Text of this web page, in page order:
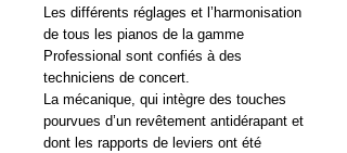
Les différents réglages et l’harmonisation
de tous les pianos de la gamme
Professional sont confiés à des
techniciens de concert.
La mécanique, qui intègre des touches
pourvues d’un revêtement antidérapant et
dont les rapports de leviers ont été